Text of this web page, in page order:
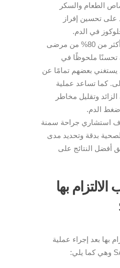
الطعام والسكر
على تحسين إفراز
في الدم.
تشير الدراسات الطبية إلى أن أكثر من 80% من مرضى
تحسنًا ملحوظًا في
يستغني بعضهم تمامًا عن
كما تساعد عملية
وتقليل مخاطر
ضغط الدم.
استشاري جراحة سمنة
بدقة وتحديد مدى
أفضل النتائج على
بها
بها بعد إجراء عملية